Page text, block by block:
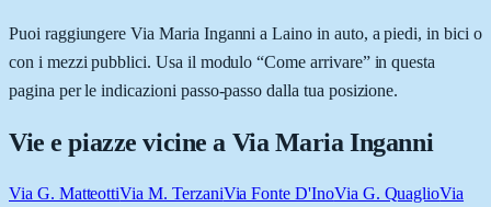
Puoi raggiungere Via Maria Inganni a Laino in auto, a piedi, in bici o
con i mezzi pubblici. Usa il modulo “Come arrivare” in questa
pagina per le indicazioni passo-passo dalla tua posizione.
Vie e piazze vicine a Via Maria Inganni
Via G. MatteottiVia M. TerzaniVia Fonte D'InoVia G. QuaglioVia